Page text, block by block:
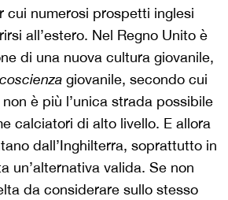
cui numerosi prospetti inglesi
all’estero. Nel Regno Unito è
di una nuova cultura giovanile,
coscienza giovanile, secondo cui
è più l’unica strada possibile
calciatori di alto livello. E allora
dall’Inghilterra, soprattutto in
un’alternativa valida. Se non
da considerare sullo stesso